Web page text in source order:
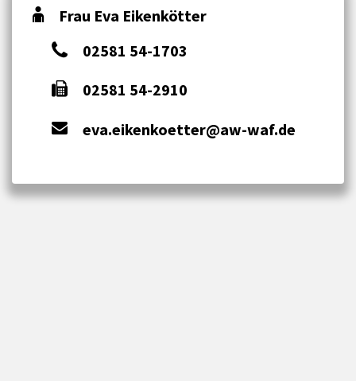
Frau Eva Eikenkötter
02581 54-1703
02581 54-2910
eva.eikenkoetter@aw-waf.de